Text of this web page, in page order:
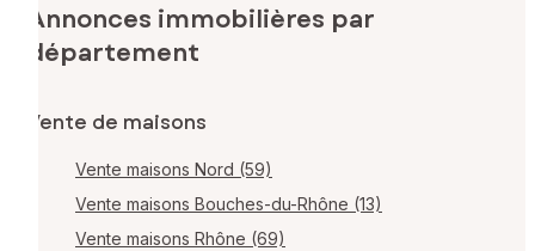
Annonces immobilières par
département
Vente de maisons
Vente maisons Nord (59)
Vente maisons Bouches-du-Rhône (13)
Vente maisons Rhône (69)